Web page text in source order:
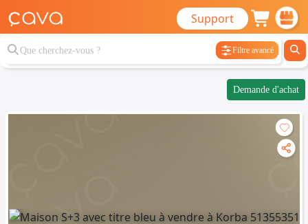
Support
Filtre avancé
Demande d'achat